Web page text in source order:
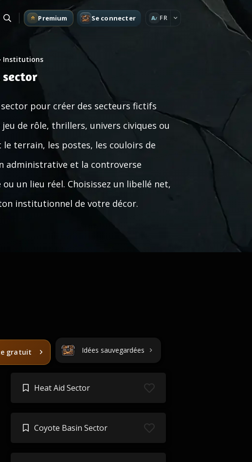
Premium Se connecter A FR
Institutions
pour créer des secteurs fictifs
de rôle, thrillers, univers civiques ou
terrain, les postes, les couloirs de
administrative et la controverse
un lieu réel. Choisissez un libellé net,
institutionnel de votre décor.
gratuit Idées sauvegardées
Heat Aid Sector
Coyote Basin Sector